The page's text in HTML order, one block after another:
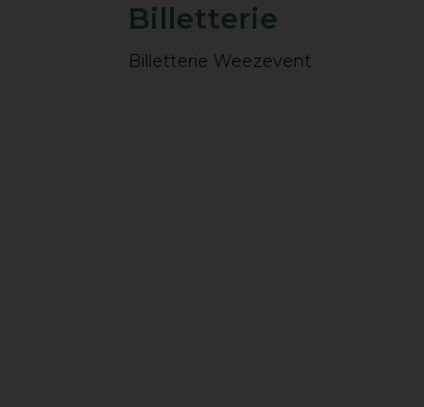
Billetterie
Billetterie Weezevent